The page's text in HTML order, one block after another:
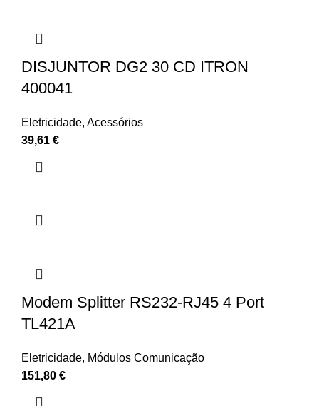
DISJUNTOR DG2 30 CD ITRON
400041
Eletricidade, Acessórios
39,61 €
Modem Splitter RS232-RJ45 4 Port
TL421A
Eletricidade, Módulos Comunicação
151,80 €